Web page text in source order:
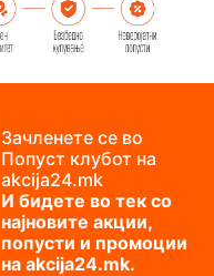
Зачленете се во
Попуст клубот на
akcija24.mk
И бидете во тек со
најновите акции,
попусти и промоции
на akcija24.mk.